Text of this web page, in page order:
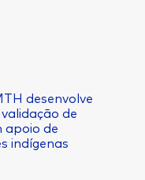
desenvolve
de
apoio de
indígenas